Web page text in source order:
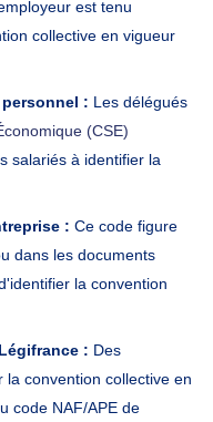
est tenu
collective en vigueur
: Les délégués
(CSE)
salariés à identifier la
: Ce code figure
dans les documents
la convention
: Des
convention collective en
code NAF/APE de